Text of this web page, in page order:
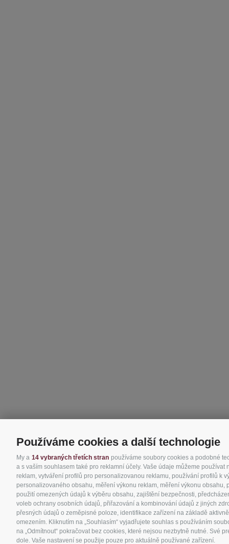
Používáme cookies a další technologie
My a 14 vybraných třetích stran používáme soubory cookies a podobné
a s vaším souhlasem také pro reklamní účely. Vaše údaje můžeme
reklam, vytváření profilů pro personalizovanou reklamu, používání profilů k
personalizovaného obsahu, měření výkonu reklam, měření výkonu
použití omezených údajů k výběru obsahu, zajištění bezpečnosti,
voleb ochrany osobních údajů, přiřazování a kombinování údajů z jiných
přesných údajů o zeměpisné poloze, identifikace zařízení na základě
omezením. Kliknutím na „Souhlasím“ vyjadřujete souhlas s používáním
na „Odmítnout“ pokračovat bez cookies, které nejsou nezbytně nutné. Své
dole. Vaše nastavení se použije pouze pro aktuálně používané zařízení.